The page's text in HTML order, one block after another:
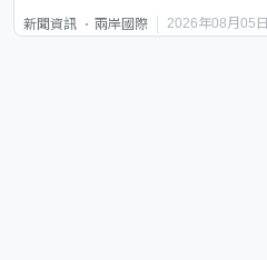
新聞資訊 兩岸國際 2026年08月05日